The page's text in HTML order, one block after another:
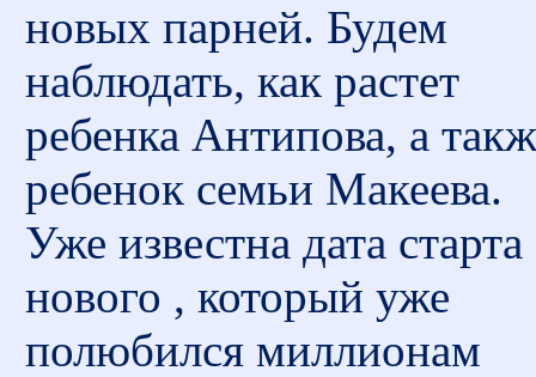
новых парней. Будем
наблюдать, как растет
ребенка Антипова, а
ребенок семьи Макеева.
Уже известна дата старта
нового , который уже
полюбился миллионам